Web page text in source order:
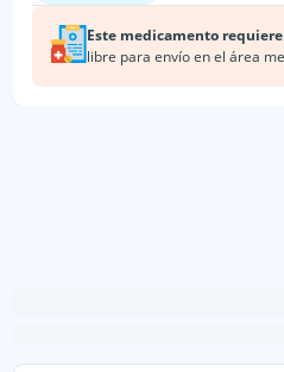
Este medicamento
libre para envío enel área